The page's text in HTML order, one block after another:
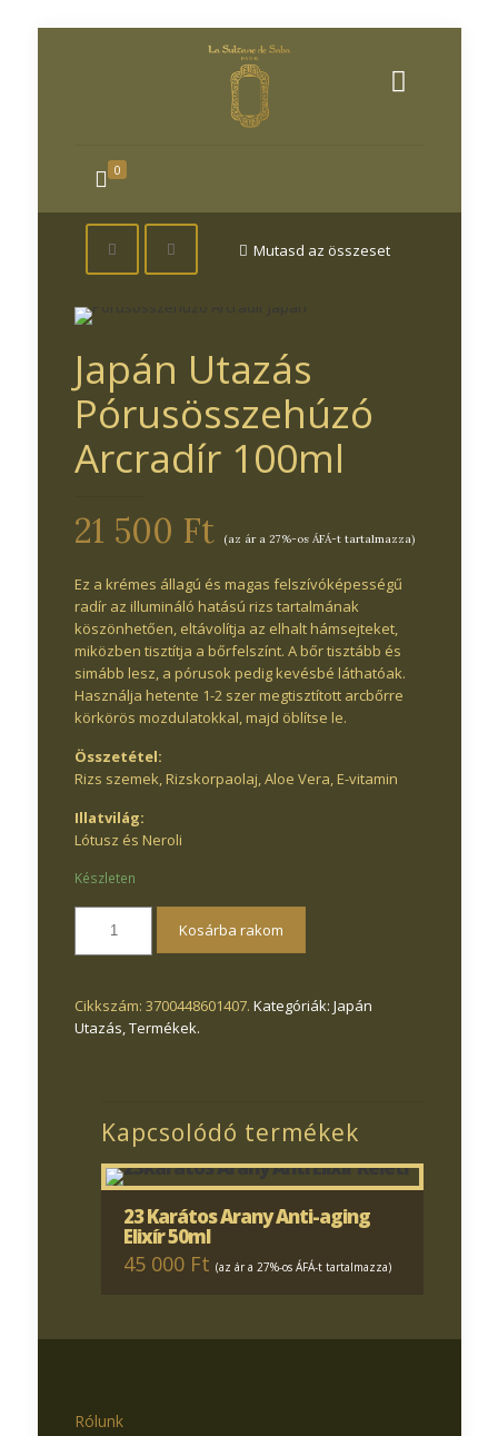
0
Mutasd az összeset
Japán Utazás
Pórusösszehúzó
Arcradír 100ml
21 500 Ft (az ár a 27%-os ÁFÁ-t tartalmazza)
Ez a krémes állagú és magas felszívóképességű
radír az illumináló hatású rizs tartalmának
köszönhetően, eltávolítja az elhalt hámsejteket,
miközben tisztítja a bőrfelszínt. A bőr tisztább és
simább lesz, a pórusok pedig kevésbé láthatóak.
Használja hetente 1-2 szer megtisztított arcbőrre
körkörös mozdulatokkal, majd öblítse le.
Összetétel:
Rizs szemek, Rizskorpaolaj, Aloe Vera, E-vitamin
Illatvilág:
Lótusz és Neroli
Készleten
Kosárba rakom
Cikkszám: 3700448601407. Kategóriák: Japán
Utazás,Termékek.
Kapcsolódó termékek
23 Karátos Arany Anti-aging
Elixír 50ml
45 000 Ft (az ár a 27%-os ÁFÁ-t tartalmazza)
Rólunk